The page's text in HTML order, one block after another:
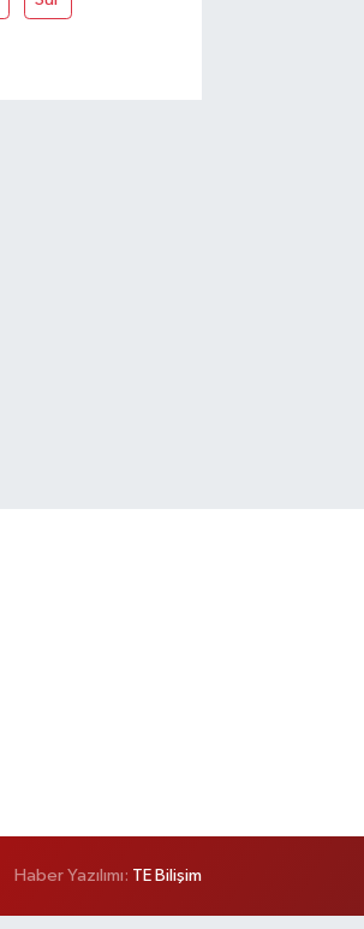
Haber Yazılımı: TE Bilişim